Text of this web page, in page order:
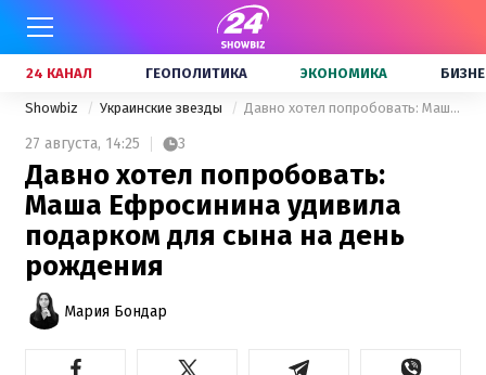
24 КАНАЛ ГЕОПОЛИТИКА ЭКОНОМИКА
Showbiz Украинские звезды Давно хотел попробовать: Маша Ефросинина удивила подарком для сына на день рождения
27 августа, 14:25 3
Давно хотел попробовать:
Маша Ефросинина удивила
подарком для сына на день
рождения
Мария Бондар